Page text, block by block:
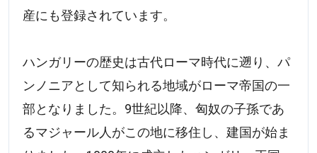
産にも登録されています。
ハンガリーの歴史は古代ローマ時代に遡り、パ
ンノニアとして知られる地域がローマ帝国の一
部となりました。9世紀以降、匈奴の子孫であ
るマジャール人がこの地に移住し、建国が始ま